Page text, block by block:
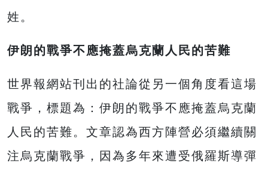
姓。
伊朗的戰爭不應掩蓋烏克蘭人民的苦難
世界報網站刊出的社論從另一個角度看這場
戰爭，標題為：伊朗的戰爭不應掩蓋烏克蘭
人民的苦難。文章認為西方陣營必須繼續關
注烏克蘭戰爭，因為多年來遭受俄羅斯導彈